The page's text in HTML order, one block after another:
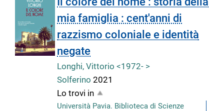
mia famiglia : cent'anni di
razzismo coloniale e identità
negate
Longhi, Vittorio <1972- >
Solferino2021
Lo trovi in
Università Pavia. Biblioteca di Scienze